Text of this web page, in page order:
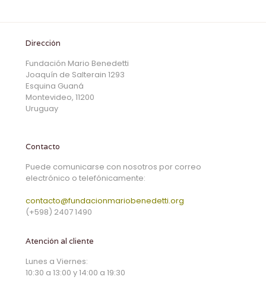
Dirección
Fundación Mario Benedetti
Joaquín de Salterain 1293
Esquina Guaná
Montevideo, 11200
Uruguay
Contacto
Puede comunicarse con nosotros por correo
electrónico o telefónicamente:
contacto@fundacionmariobenedetti.org
(+598) 2407 1490
Atención al cliente
Lunes a Viernes:
10:30 a 13:00 y 14:00 a 19:30